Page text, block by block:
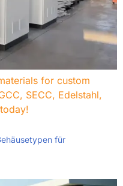
for custom
SECC, Edelstahl,
!
für